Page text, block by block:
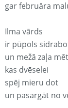
gar februāra
Ilma vārds
ir pūpols
un mežā zaļa
kas dvēselei
spēj mieru dot
un pasargāt no